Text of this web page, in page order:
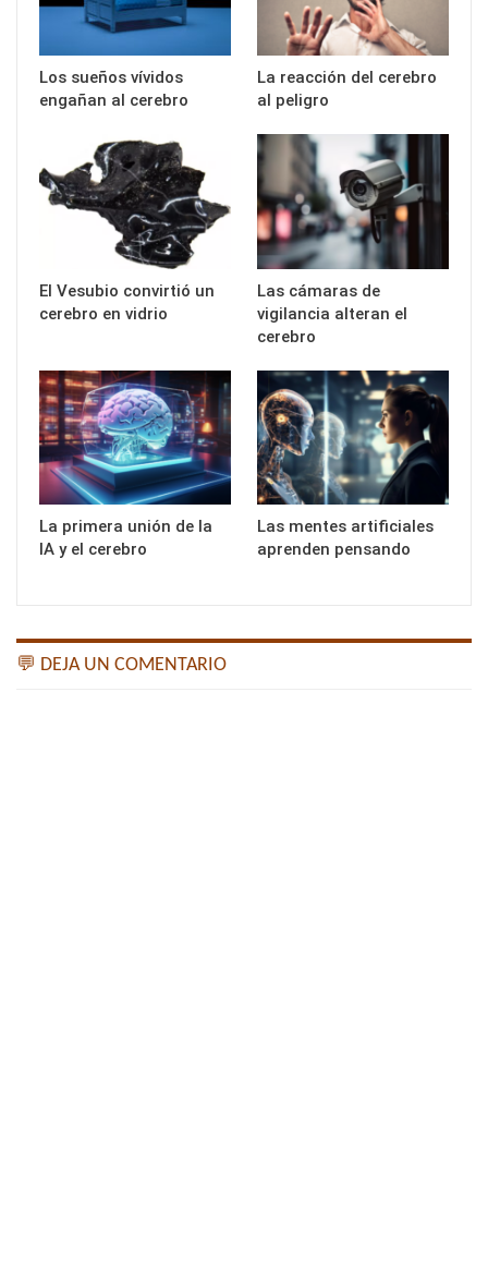
Los sueños vívidos
engañan al cerebro
La reacción del cerebro
al peligro
El Vesubio convirtió un
cerebro en vidrio
Las cámaras de
vigilancia alteran el
cerebro
La primera unión de la
IA y el cerebro
Las mentes artificiales
aprenden pensando
💬 DEJA UN COMENTARIO